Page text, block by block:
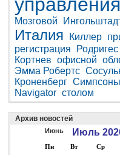
Мозговой
Италия Киллер
регистрация
Родригес
Кортнев офисной
Эмма Робертс
Кроненберг Симпсоны
Navigator столом
Архив новостей
Июнь Июль
Пн Вт Ср